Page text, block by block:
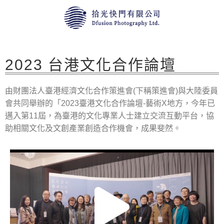
2023 台港文化合作論壇
由財團法人臺港經濟文化合作策進會(下稱策進會)與大陸委員
會共同舉辦的「2023臺港文化合作論壇-藝術X地方，今年已
邁入第11屆，為臺港的文化專業人士建立交流互動平台，協
助相關文化及文創產業創造合作機會，成果斐然。